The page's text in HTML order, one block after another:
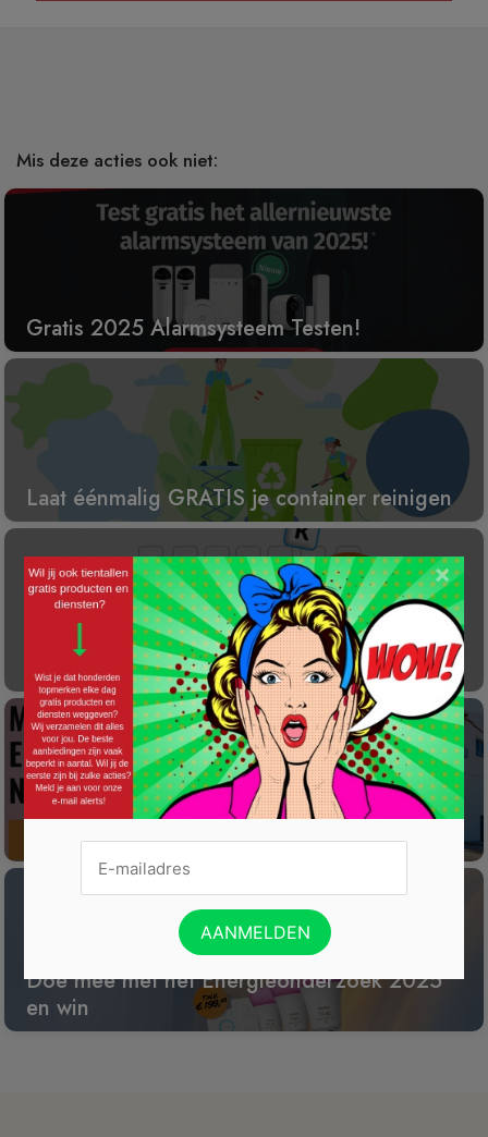
Mis deze acties ook niet:
Gratis 2025 Alarmsysteem Testen!
Laat éénmalig GRATIS je container reinigen
Gratis Princess elektrische kachel t.w.v. €
100
Win een wijnreis naar Spanje
Doe mee met het Energieonderzoek 2025
en win
×